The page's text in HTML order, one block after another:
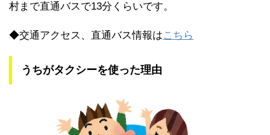
村まで直通バスで13分くらいです。
◆交通アクセス、直通バス情報はこちら
うちがタクシーを使った理由